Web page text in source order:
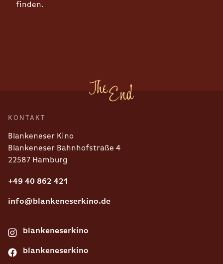
finden.
KONTAKT
Blankeneser Kino
Blankeneser Bahnhofstraße 4
22587 Hamburg
+49 40 862 421
info@blankeneserkino.de
blankeneserkino
blankeneserkino